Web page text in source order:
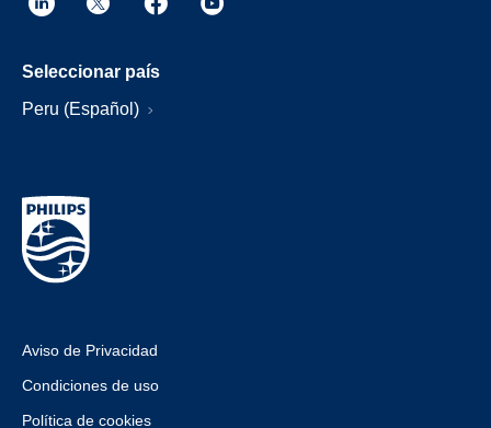
Seleccionar país
Peru (Español)
Aviso de Privacidad
Condiciones de uso
Política de cookies